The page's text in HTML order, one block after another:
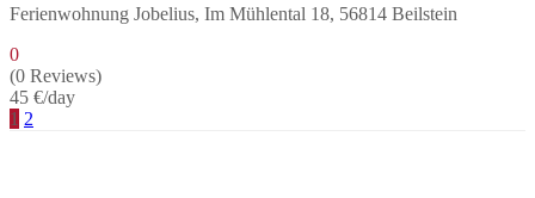
Ferienwohnung Jobelius, Im Mühlental 18, 56814 Beilstein
0
(0 Reviews)
45 €/day
1 2